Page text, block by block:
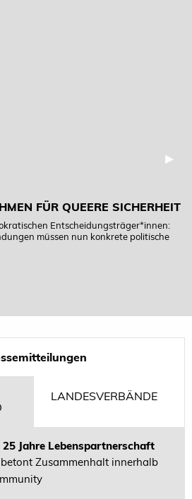
FÜR QUEERE SICHERHEIT
Entscheidungsträger*innen:
müssen nun konkrete politische
▶︎
LANDESVERBÄNDE
25 Jahre Lebenspartnerschaft
betont Zusammenhalt innerhalb